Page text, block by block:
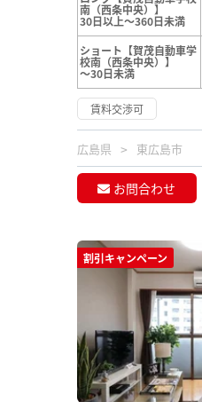
南（西条中央）】
30日以上～360日未満
ショート【賀茂自動車学
校南（西条中央）】
～30日未満
賃料交渉可
広島県 東広島市
お問合わせ
割引キャンペーン